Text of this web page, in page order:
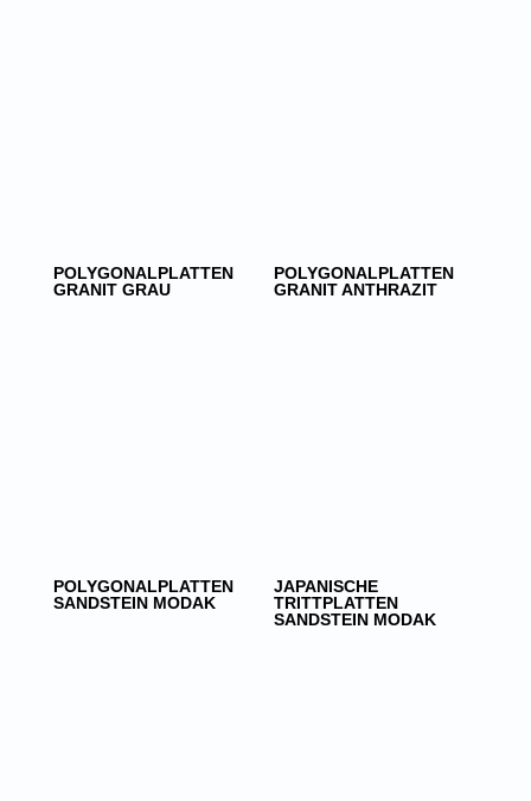
POLYGONALPLATTEN
GRANIT GRAU
POLYGONALPLATTEN
GRANIT ANTHRAZIT
POLYGONALPLATTEN
SANDSTEIN MODAK
JAPANISCHE
TRITTPLATTEN
SANDSTEIN MODAK